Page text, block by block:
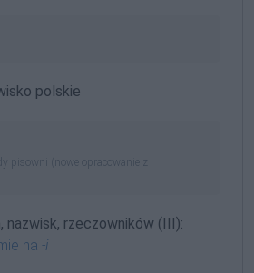
polskie
pisowni (nowe opracowanie z
nazwisk, rzeczowników (III):
na -i